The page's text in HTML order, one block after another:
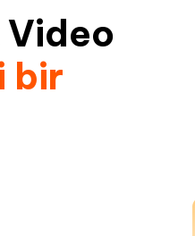
Video
bir